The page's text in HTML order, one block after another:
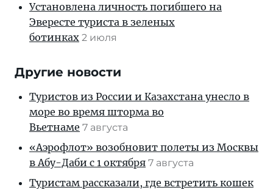
Установлена личность погибшего на
Эвересте туриста в зеленых
ботинках 2 июля
Другие новости
Туристов из России и Казахстана унесло в
море во время шторма во
Вьетнаме 7 августа
«Аэрофлот» возобновит полеты из Москвы
в Абу-Даби с 1 октября 7 августа
Туристам рассказали, где встретить кошек